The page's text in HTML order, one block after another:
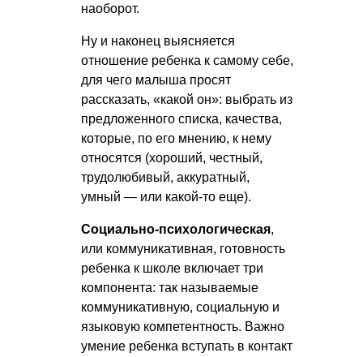
наоборот.
Ну и наконец выясняется
отношение ребенка к самому себе,
для чего малыша просят
рассказать, «какой он»: выбрать из
предложенного списка, качества,
которые, по его мнению, к нему
относятся (хороший, честный,
трудолюбивый, аккуратный,
умный — или какой-то еще).
Социально-психологическая,
или коммуникативная, готовность
ребенка к школе включает три
компонента: так называемые
коммуникативную, социальную и
языковую компетентность. Важно
умение ребенка вступать в контакт